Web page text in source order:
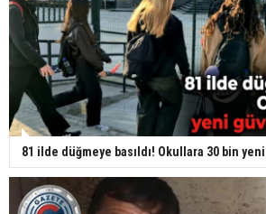
81 ilde düğmeye basıldı! Okullara 30 bin